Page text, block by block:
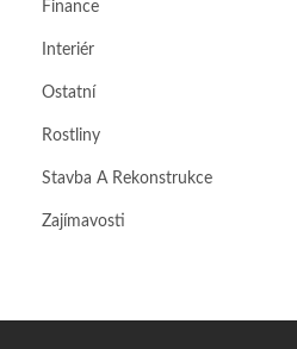
Finance
Interiér
Ostatní
Rostliny
Stavba A Rekonstrukce
Zajímavosti